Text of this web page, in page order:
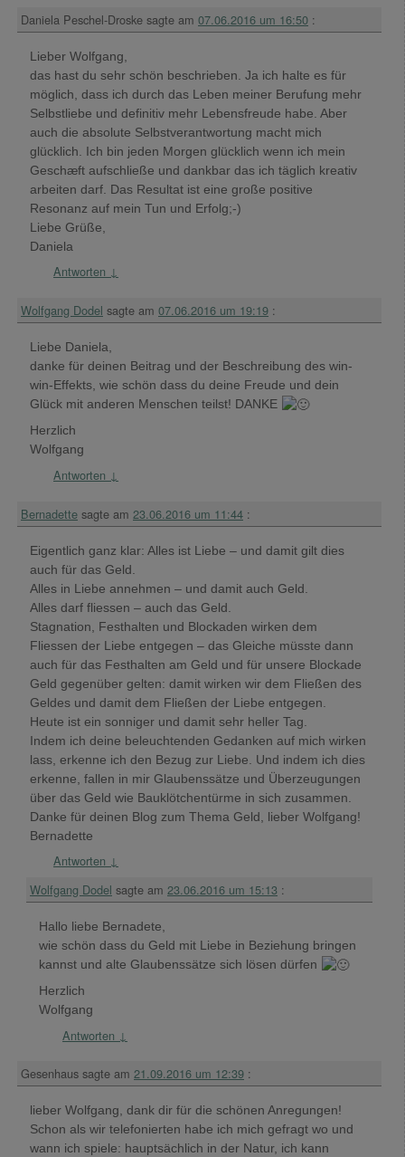
Daniela Peschel-Droske sagte am 07.06.2016 um 16:50 :
Lieber Wolfgang,
das hast du sehr schön beschrieben. Ja ich halte es für
möglich, dass ich durch das Leben meiner Berufung mehr
Selbstliebe und definitiv mehr Lebensfreude habe. Aber
auch die absolute Selbstverantwortung macht mich
glücklich. Ich bin jeden Morgen glücklich wenn ich mein
Geschæft aufschließe und dankbar das ich täglich kreativ
arbeiten darf. Das Resultat ist eine große positive
Resonanz auf mein Tun und Erfolg;-)
Liebe Grüße,
Daniela
Antworten ↓
Wolfgang Dodel sagte am 07.06.2016 um 19:19 :
Liebe Daniela,
danke für deinen Beitrag und der Beschreibung des win-
win-Effekts, wie schön dass du deine Freude und dein
Glück mit anderen Menschen teilst! DANKE
Herzlich
Wolfgang
Antworten ↓
Bernadette sagte am 23.06.2016 um 11:44 :
Eigentlich ganz klar: Alles ist Liebe – und damit gilt dies
auch für das Geld.
Alles in Liebe annehmen – und damit auch Geld.
Alles darf fliessen – auch das Geld.
Stagnation, Festhalten und Blockaden wirken dem
Fliessen der Liebe entgegen – das Gleiche müsste dann
auch für das Festhalten am Geld und für unsere Blockade
Geld gegenüber gelten: damit wirken wir dem Fließen des
Geldes und damit dem Fließen der Liebe entgegen.
Heute ist ein sonniger und damit sehr heller Tag.
Indem ich deine beleuchtenden Gedanken auf mich wirken
lass, erkenne ich den Bezug zur Liebe. Und indem ich dies
erkenne, fallen in mir Glaubenssätze und Überzeugungen
über das Geld wie Bauklötchentürme in sich zusammen.
Danke für deinen Blog zum Thema Geld, lieber Wolfgang!
Bernadette
Antworten ↓
Wolfgang Dodel sagte am 23.06.2016 um 15:13 :
Hallo liebe Bernadete,
wie schön dass du Geld mit Liebe in Beziehung bringen
kannst und alte Glaubenssätze sich lösen dürfen
Herzlich
Wolfgang
Antworten ↓
Gesenhaus sagte am 21.09.2016 um 12:39 :
lieber Wolfgang, dank dir für die schönen Anregungen!
Schon als wir telefonierten habe ich mich gefragt wo und
wann ich spiele: hauptsächlich in der Natur, ich kann